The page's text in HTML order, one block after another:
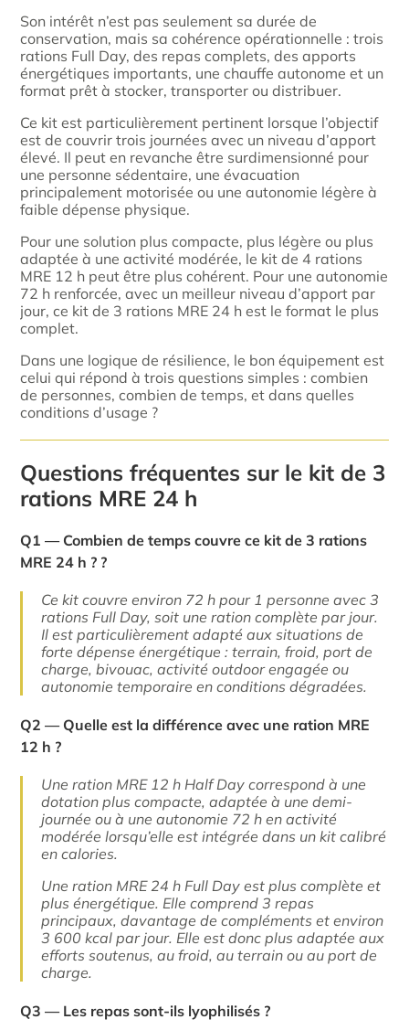
Son intérêt n’est pas seulement sa durée de
conservation, mais sa cohérence opérationnelle : trois
rations Full Day, des repas complets, des apports
énergétiques importants, une chauffe autonome et un
format prêt à stocker, transporter ou distribuer.
Ce kit est particulièrement pertinent lorsque l’objectif
est de couvrir trois journées avec un niveau d’apport
élevé. Il peut en revanche être surdimensionné pour
une personne sédentaire, une évacuation
principalement motorisée ou une autonomie légère à
faible dépense physique.
Pour une solution plus compacte, plus légère ou plus
adaptée à une activité modérée, le kit de 4 rations
MRE 12 h peut être plus cohérent. Pour une autonomie
72 h renforcée, avec un meilleur niveau d’apport par
jour, ce kit de 3 rations MRE 24 h est le format le plus
complet.
Dans une logique de résilience, le bon équipement est
celui qui répond à trois questions simples : combien
de personnes, combien de temps, et dans quelles
conditions d’usage ?
Questions fréquentes sur le kit de 3
rations MRE 24 h
Q1 — Combien de temps couvre ce kit de 3 rations
MRE 24 h ? ?
Ce kit couvre environ 72 h pour 1 personne avec 3
rations Full Day, soit une ration complète par jour.
Il est particulièrement adapté aux situations de
forte dépense énergétique : terrain, froid, port de
charge, bivouac, activité outdoor engagée ou
autonomie temporaire en conditions dégradées.
Q2 — Quelle est la différence avec une ration MRE
12 h ?
Une ration MRE 12 h Half Day correspond à une
dotation plus compacte, adaptée à une demi-
journée ou à une autonomie 72 h en activité
modérée lorsqu’elle est intégrée dans un kit calibré
en calories.
Une ration MRE 24 h Full Day est plus complète et
plus énergétique. Elle comprend 3 repas
principaux, davantage de compléments et environ
3 600 kcal par jour. Elle est donc plus adaptée aux
efforts soutenus, au froid, au terrain ou au port de
charge.
Q3 — Les repas sont-ils lyophilisés ?